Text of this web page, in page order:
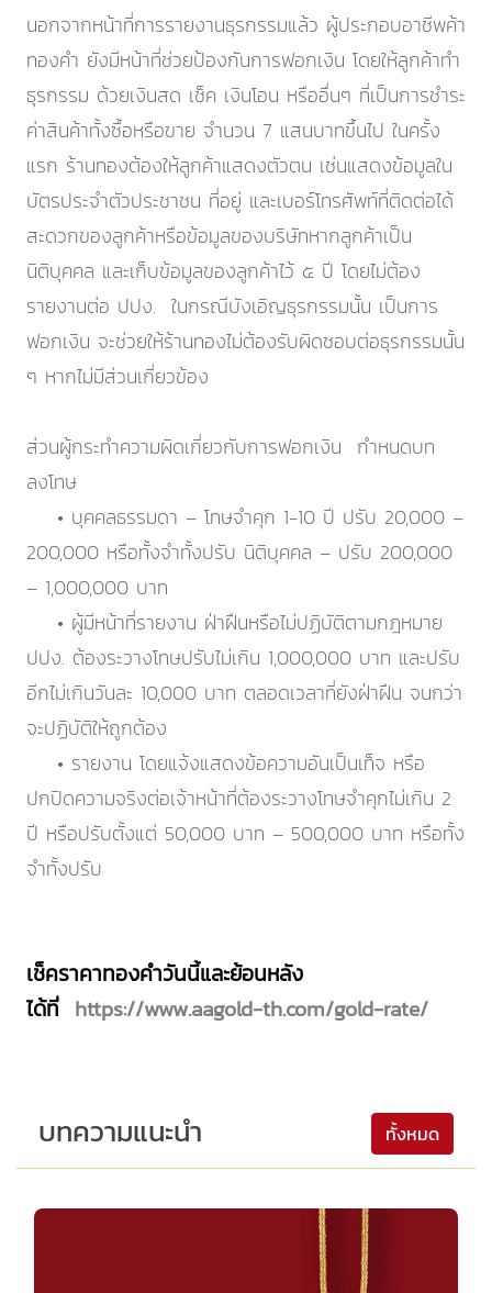
นอกจากหน้าที่การรายงานธุรกรรมแล้ว ผู้ประกอบอาชีพค้า
ทองคำ ยังมีหน้าที่ช่วยป้องกันการฟอกเงิน โดยให้ลูกค้าทำ
ธุรกรรม ด้วยเงินสด เช็ค เงินโอน หรืออื่นๆ ที่เป็นการชำระ
ค่าสินค้าทั้งซื้อหรือขาย จำนวน 7 แสนบาทขึ้นไป ในครั้ง
แรก ร้านทองต้องให้ลูกค้าแสดงตัวตน เช่นแสดงข้อมูลใน
บัตรประจำตัวประชาชน ที่อยู่ และเบอร์โทรศัพท์ที่ติดต่อได้
สะดวกของลูกค้าหรือข้อมูลของบริษัทหากลูกค้าเป็น
นิติบุคคล และเก็บข้อมูลของลูกค้าไว้ ๕ ปี โดยไม่ต้อง
รายงานต่อ ปปง. ในกรณีบังเอิญธุรกรรมนั้น เป็นการ
ฟอกเงิน จะช่วยให้ร้านทองไม่ต้องรับผิดชอบต่อธุรกรรมนั้น
ๆ หากไม่มีส่วนเกี่ยวข้อง
ส่วนผู้กระทำความผิดเกี่ยวกับการฟอกเงิน กำหนดบท
ลงโทษ
• บุคคลธรรมดา – โทษจำคุก 1-10 ปี ปรับ 20,000 –
200,000 หรือทั้งจำทั้งปรับ นิติบุคคล – ปรับ 200,000
– 1,000,000 บาท
• ผู้มีหน้าที่รายงาน ฝ่าฝืนหรือไม่ปฏิบัติตามกฎหมาย
ปปง. ต้องระวางโทษปรับไม่เกิน 1,000,000 บาท และปรับ
อีกไม่เกินวันละ 10,000 บาท ตลอดเวลาที่ยังฝ่าฝืน จนกว่า
จะปฏิบัติให้ถูกต้อง
• รายงาน โดยแจ้งแสดงข้อความอันเป็นเท็จ หรือ
ปกปิดความจริงต่อเจ้าหน้าที่ต้องระวางโทษจำคุกไม่เกิน 2
ปี หรือปรับตั้งแต่ 50,000 บาท – 500,000 บาท หรือทั้ง
จำทั้งปรับ
เช็คราคาทองคำวันนี้และย้อนหลัง
ได้ที่ https://www.aagold-th.com/gold-rate/
บทความแนะนำ ทั้งหมด